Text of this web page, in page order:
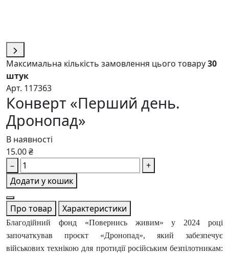
Максимальна кількість замовлення цього товару30
штук
Арт. 117363
Конверт «Перший день.
Дронопад»
В наявності
15.00 ₴
–
+
Додати у кошик
Про товар Характеристики
Благодійний фонд «Повернись живим» у 2024 році
започаткував проєкт «Дронопад», який забезпечує
військових технікою для протидії російським безпілотникам: